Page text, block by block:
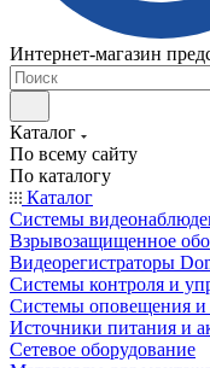
Интернет-магазин
Каталог
По всему сайту
По каталогу
Каталог
Системы
Взрывозащищенное
Видеорегистраторы
Системы контроля и
Системы оповещения и
Источники питания и
Сетевое оборудование